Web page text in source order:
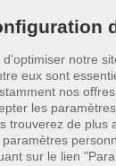
d'optimiser notre
eux sont
nos offres
les
trouverez de plus
paramètres
sur le lien